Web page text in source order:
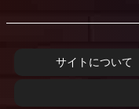
サイトについて